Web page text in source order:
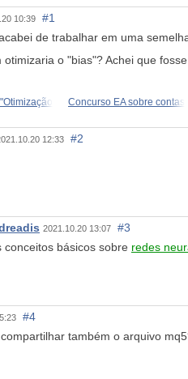
10:39
#1
de trabalhar em uma
otimizaria o "bias"? Achei que
Concurso EA sobre contas
12:33
#2
2021.10.20 13:07
#3
conceitos básicos sobre redes
#4
também o arquivo